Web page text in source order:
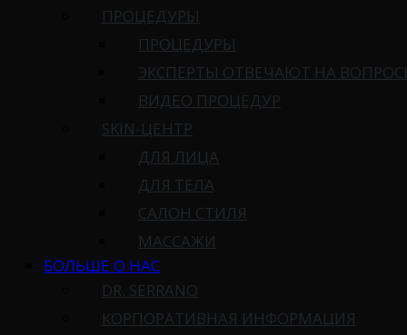
ПРОЦЕДУРЫ
ПРОЦЕДУРЫ
ЭКСПЕРТЫ ОТВЕЧАЮТ НА
ВИДЕО ПРОЦЕДУР
SKIN-ЦЕНТР
ДЛЯ ЛИЦА
ДЛЯ ТЕЛА
САЛОН СТИЛЯ
МАССАЖИ
БОЛЬШЕ О НАС
DR. SERRANO
КОРПОРАТИВНАЯ ИНФОРМАЦИЯ